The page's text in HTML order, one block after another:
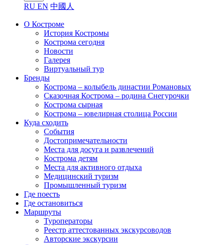
RU EN 中國人
О Костроме
История Костромы
Кострома сегодня
Новости
Галерея
Виртуальный тур
Бренды
Кострома – колыбель династии Романовых
Сказочная Кострома – родина Снегурочки
Кострома сырная
Кострома – ювелирная столица России
Куда сходить
События
Достопримечательности
Места для досуга и развлечений
Кострома детям
Места для активного отдыха
Медицинский туризм
Промышленный туризм
Где поесть
Где остановиться
Маршруты
Туроператоры
Реестр аттестованных экскурсоводов
Авторские экскурсии